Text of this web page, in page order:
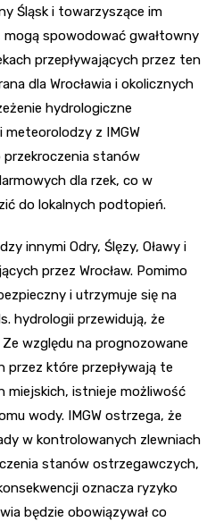
Śląsk i towarzyszące im
spowodować gwałtowny
przepływających przez ten
dla Wrocławia i okolicznych
hydrologiczne
z IMGW
stanów
dla rzek, co w
do lokalnych podtopień.
innymi Odry, Ślęzy, Oławy i
przez Wrocław. Pomimo
i utrzymuje się na
hydrologii przewidują, że
względu na prognozowane
przez które przepływają te
miejskich, istnieje możliwość
wody. IMGW ostrzega, że
w kontrolowanych zlewniach
stanów ostrzegawczych,
oznacza ryzyko
będzie obowiązywał co